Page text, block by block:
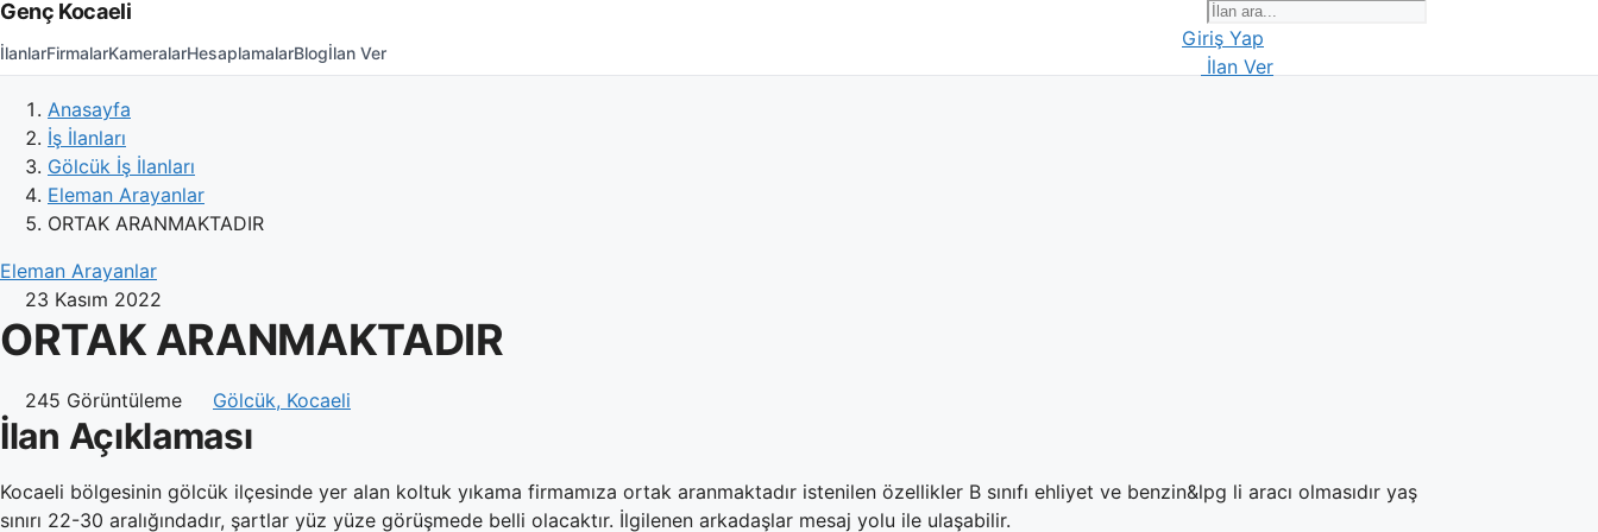
Genç Kocaeli
İlanlarFirmalarKameralarHesaplamalarBlogİlan Ver
Giriş Yap
İlan Ver
Anasayfa
İş İlanları
Gölcük İş İlanları
Eleman Arayanlar
ORTAK ARANMAKTADIR
Eleman Arayanlar
23 Kasım 2022
ORTAK ARANMAKTADIR
245 Görüntüleme Gölcük, Kocaeli
İlan Açıklaması
Kocaeli bölgesinin gölcük ilçesinde yer alan koltuk yıkama firmamıza ortak aranmaktadır istenilen özellikler B sınıfı ehliyet ve benzin&lpg li aracı olmasıdır yaş
sınırı 22-30 aralığındadır, şartlar yüz yüze görüşmede belli olacaktır. İlgilenen arkadaşlar mesaj yolu ile ulaşabilir.